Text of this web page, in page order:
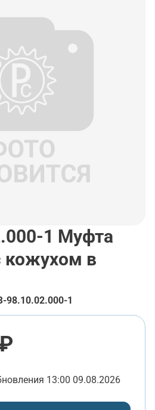
1 Муфта
кожухом в
98.10.02.000-1
13:00 09.08.2026